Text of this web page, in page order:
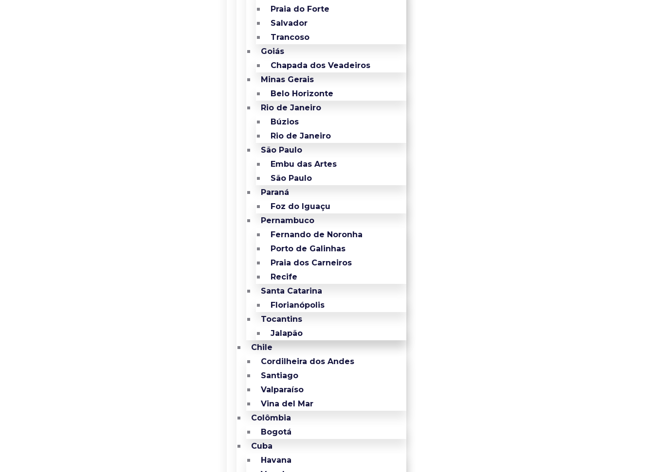
Praia do Forte
Salvador
Trancoso
Goiás
Chapada dos Veadeiros
Minas Gerais
Belo Horizonte
Rio de Janeiro
Búzios
Rio de Janeiro
São Paulo
Embu das Artes
São Paulo
Paraná
Foz do Iguaçu
Pernambuco
Fernando de Noronha
Porto de Galinhas
Praia dos Carneiros
Recife
Santa Catarina
Florianópolis
Tocantins
Jalapão
Chile
Cordilheira dos Andes
Santiago
Valparaíso
Vina del Mar
Colômbia
Bogotá
Cuba
Havana